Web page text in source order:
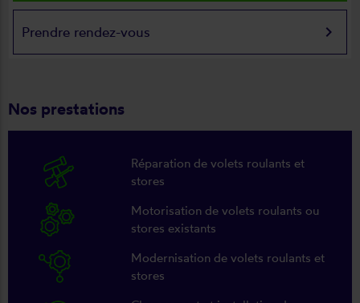
Prendre rendez-vous keyboard_arrow_right
Nos prestations
Réparation de volets roulants et
stores
Motorisation de volets roulants ou
stores existants
Modernisation de volets roulants et
stores